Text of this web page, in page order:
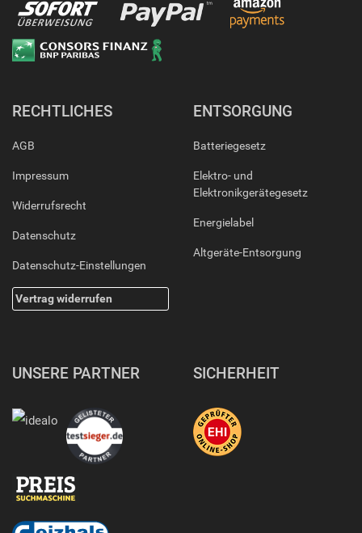
RECHTLICHES
AGB
Impressum
Widerrufsrecht
Datenschutz
Datenschutz-Einstellungen
Vertrag widerrufen
ENTSORGUNG
Batteriegesetz
Elektro- und
Elektronikgerätegesetz
Energielabel
Altgeräte-Entsorgung
UNSERE PARTNER SICHERHEIT